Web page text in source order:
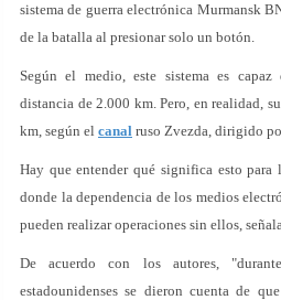
sistema de guerra electrónica Murmansk
de la batalla al presionar solo un botón.
Según el medio, este sistema es
distancia de 2.000 km. Pero, en realidad,
km, según el canal ruso Zvezda, dirigido
Hay que entender qué significa esto
donde la dependencia de los medios
pueden realizar operaciones sin ellos,
De acuerdo con los autores,
estadounidenses se dieron cuenta de